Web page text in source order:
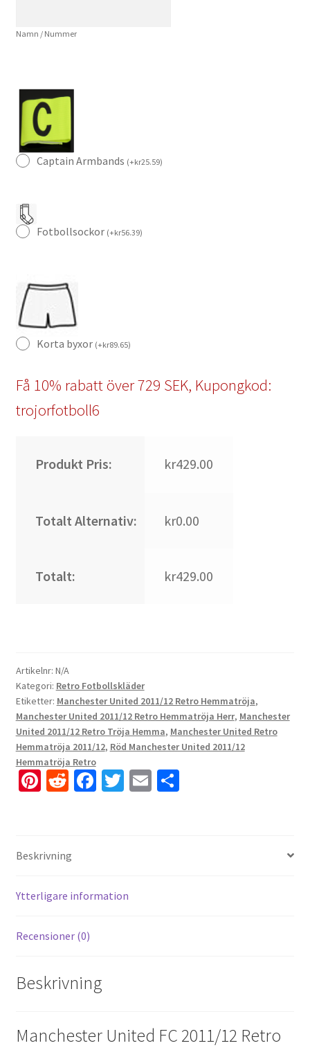
mängd
Namn / Nummer
Captain Armbands (+kr25.59)
Fotbollsockor (+kr56.39)
Korta byxor (+kr89.65)
Få 10% rabatt över 729 SEK, Kupongkod:
trojorfotboll6
Produkt Pris: kr429.00
Totalt Alternativ: kr0.00
Totalt: kr429.00
Artikelnr: N/A
Kategori: Retro Fotbollskläder
Etiketter: Manchester United 2011/12 Retro Hemmatröja,
Manchester United 2011/12 Retro Hemmatröja Herr, Manchester
United 2011/12 Retro Tröja Hemma, Manchester United Retro
Hemmatröja 2011/12, Röd Manchester United 2011/12
Hemmatröja Retro
Pi
es
R
di
t
Fa
k
T E D
Beskrivning
Ytterligare information
Recensioner (0)
Beskrivning
Manchester United FC 2011/12 Retro